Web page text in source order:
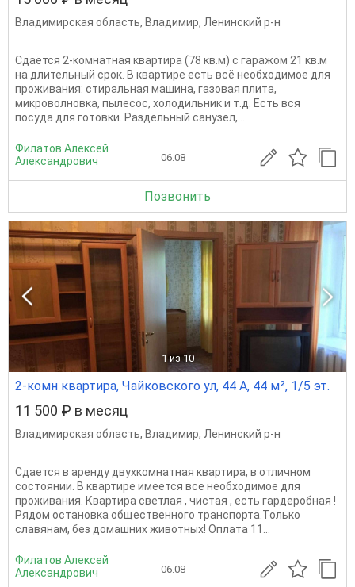
Владимирская область, Владимир, Ленинский р-н
Сдаётся 2-комнатная квартира (78 кв.м) с гаражом 21 кв.м
на длительный срок. В квартире есть всё необходимое для
проживания: стиральная машина, газовая плита,
микроволновка, пылесос, холодильник и т.д. Есть вся
посуда для готовки. Раздельный санузел,...
Филатов Алексей
Александрович
06.08
Позвонить
1 из 10
2-комн квартира, Чайковского ул, 44 А, 44 м², 1/5 эт.
11 500 ₽ в месяц
Владимирская область, Владимир, Ленинский р-н
Сдается в аренду двухкомнатная квартира, в отличном
состоянии. В квартире имеется все необходимое для
проживания. Квартира светлая , чистая , есть гардеробная !
Рядом остановка общественного транспорта.Только
славянам, без домашних животных! Оплата 11...
Филатов Алексей
Александрович
06.08